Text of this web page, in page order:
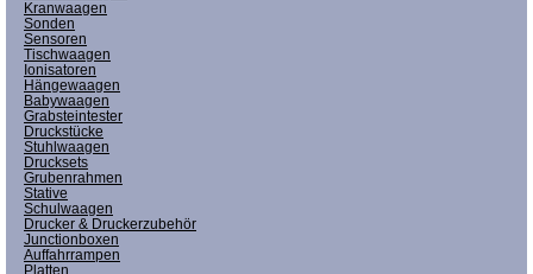
Kranwaagen
Sonden
Sensoren
Tischwaagen
Ionisatoren
Hängewaagen
Babywaagen
Grabsteintester
Druckstücke
Stuhlwaagen
Drucksets
Grubenrahmen
Stative
Schulwaagen
Drucker & Druckerzubehör
Junctionboxen
Auffahrrampen
Platten